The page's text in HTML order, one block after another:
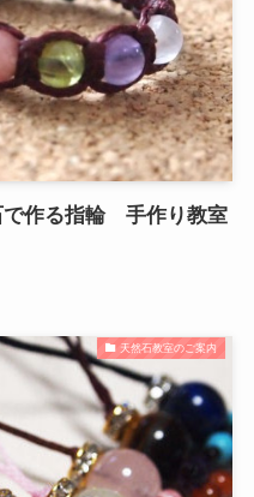
で作る指輪 手作り教室
天然石教室のご案内